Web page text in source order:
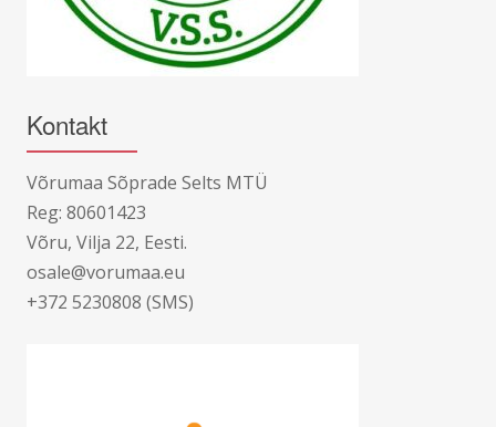
Kontakt
Võrumaa Sõprade Selts MTÜ
Reg: 80601423
Võru, Vilja 22, Eesti.
osale@vorumaa.eu
+372 5230808 (SMS)